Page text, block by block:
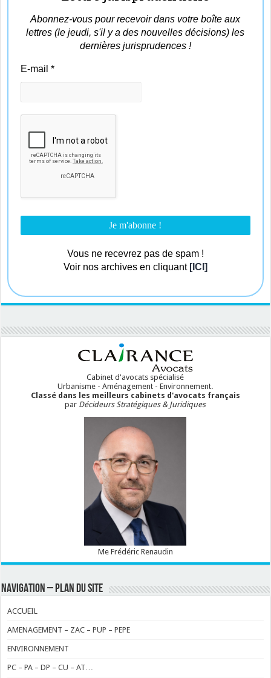
Abonnez-vous pour recevoir dans votre boîte aux
lettres (le jeudi, s'il y a des nouvelles décisions) les
dernières jurisprudences !
E-mail*
Vous ne recevrez pas de spam !
Voir nos archives en cliquant [ICI]
Cabinet d'avocats spécialisé
Urbanisme - Aménagement - Environnement.
Classé dans les meilleurs cabinets d'avocats français
par Décideurs Stratégiques & Juridiques
Me Frédéric Renaudin
NAVIGATION – PLAN DU SITE
ACCUEIL
AMENAGEMENT – ZAC – PUP – PEPE
ENVIRONNEMENT
PC – PA – DP – CU – AT…